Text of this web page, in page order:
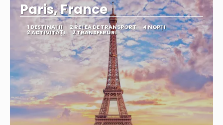
Paris, France
1 DESTINAŢII 2 REȚEA DE TRANSPORT 4 NOPȚI
2 ACTIVITĂȚI 2 TRANSFERURI